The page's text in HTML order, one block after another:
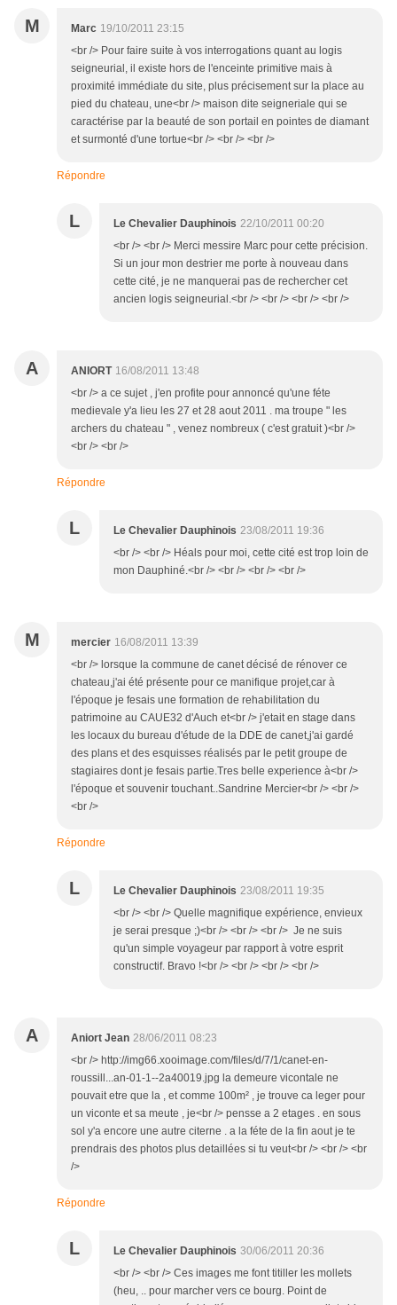
M Marc 19/10/2011 23:15
<br /> Pour faire suite à vos interrogations quant au logis
seigneurial, il existe hors de l'enceinte primitive mais à
proximité immédiate du site, plus précisement sur la place au
pied du chateau, une<br /> maison dite seigneriale qui se
caractérise par la beauté de son portail en pointes de diamant
et surmonté d'une tortue<br /> <br /> <br />
Répondre
L Le Chevalier Dauphinois 22/10/2011 00:20
<br /> <br /> Merci messire Marc pour cette précision.
Si un jour mon destrier me porte à nouveau dans
cette cité, je ne manquerai pas de rechercher cet
ancien logis seigneurial.<br /> <br /> <br /> <br />
A ANIORT 16/08/2011 13:48
<br /> a ce sujet , j'en profite pour annoncé qu'une féte
medievale y'a lieu les 27 et 28 aout 2011 . ma troupe " les
archers du chateau " , venez nombreux ( c'est gratuit )<br />
<br /> <br />
Répondre
L Le Chevalier Dauphinois 23/08/2011 19:36
<br /> <br /> Héals pour moi, cette cité est trop loin de
mon Dauphiné.<br /> <br /> <br /> <br />
M mercier 16/08/2011 13:39
<br /> lorsque la commune de canet décisé de rénover ce
chateau,j'ai été présente pour ce manifique projet,car à
l'époque je fesais une formation de rehabilitation du
patrimoine au CAUE32 d'Auch et<br /> j'etait en stage dans
les locaux du bureau d'étude de la DDE de canet,j'ai gardé
des plans et des esquisses réalisés par le petit groupe de
stagiaires dont je fesais partie.Tres belle experience à<br />
l'époque et souvenir touchant..Sandrine Mercier<br /> <br />
<br />
Répondre
L Le Chevalier Dauphinois 23/08/2011 19:35
<br /> <br /> Quelle magnifique expérience, envieux
je serai presque ;)<br /> <br /> <br /> Je ne suis
qu'un simple voyageur par rapport à votre esprit
constructif. Bravo !<br /> <br /> <br /> <br />
A Aniort Jean 28/06/2011 08:23
<br /> http://img66.xooimage.com/files/d/7/1/canet-en-
roussill...an-01-1--2a40019.jpg la demeure vicontale ne
pouvait etre que la , et comme 100m² , je trouve ca leger pour
un viconte et sa meute , je<br /> pensse a 2 etages . en sous
sol y'a encore une autre citerne . a la féte de la fin aout je te
prendrais des photos plus detaillées si tu veut<br /> <br /> <br
/>
Répondre
L Le Chevalier Dauphinois 30/06/2011 20:36
<br /> <br /> Ces images me font titiller les mollets
(heu, .. pour marcher vers ce bourg. Point de